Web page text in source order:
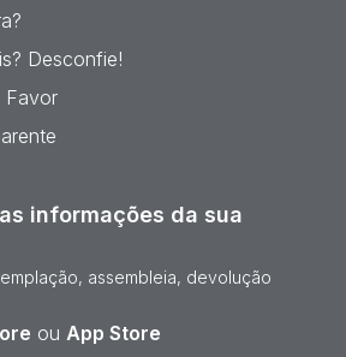
Desconfie!
Favor
informações da sua
assembleia, devolução
ou App Store